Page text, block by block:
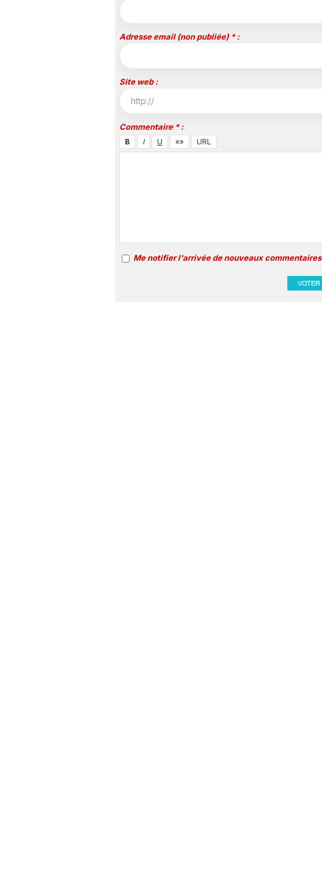
Adresse email (non publiée) * :
Site web :
Commentaire * :
Me notifier l'arrivée de nouveaux commentaires